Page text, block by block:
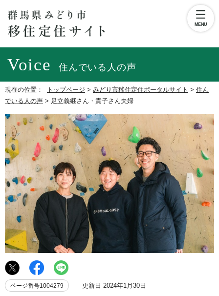
MENU
Voice 住んでいる人の声
現在の位置： トップページ > みどり市移住定住ポータルサイト > 住ん
でいる人の声 > 足立義継さん・貴子さん夫婦
ページ番号1004279 更新日 2024年1月30日